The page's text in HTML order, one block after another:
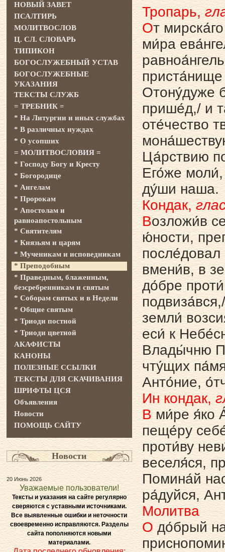
Тропарь,
От
ми́pа
Отону́дуже
пpише́д,/ и
оте́чество
Ца́pствию
Его́же
ду́ши наша.
Кондак,
Возложи́в
ю́ности,
вмени́в, в
до́бре
земли́
еси́ к
Влады́чню
чту́щих
Анто́ние,
Ин кондак,
Вми́ре я́ко
пеще́ру
проти́ву
веселя́ся,
Помина́й
ра́дуйся,
Молитва
Одо́брый
НОВЫЙ ЗАВЕТ
ПСАЛТИРЬ
МОЛИТВОСЛОВ
Ц. СЛ. СЛОВАРЬ
ТИПИКОН
БОГОСЛУЖЕБНЫЙ УСТАВ
БОГОСЛУЖЕБНЫЕ
УКАЗАНИЯ
ТЕКСТЫ СЛУЖБ
= ТРЕБНИК =
* На Литургии и иных службах
* В различных нуждах
* О усопших
= МОЛИТВОСЛОВИЯ =
* Господу Богу и Кресту
* Богородице
* Ангелам
* Пророкам
* Апостолам и
равноапостольным
* Святителям
* Князьям и царям
* Мученикам и исповедникам
* Преподобным
* Праведным, блаженным,
безсребренникам и святым
* Соборам святых и в Недели
* Общие святым
* Триоди постной
* Триоди цветной
АКАФИСТЫ
КАНОНЫ
ПОЛЕЗНЫЕ ССЫЛКИ
ТЕКСТЫ ДЛЯ СКАЧИВАНИЯ
ШРИФТЫ ЦСЯ
Объявления
Новости
ПОМОЩЬ САЙТУ
Новости
20 Июнь 2026
Уважаемые пользователи!
Тексты и указания на сайте регулярно
сверяются с уставными источниками.
Все выявленные ошибки и неточности
своевременно исправляются. Разделы
сайта пополняются новыми
материалами.